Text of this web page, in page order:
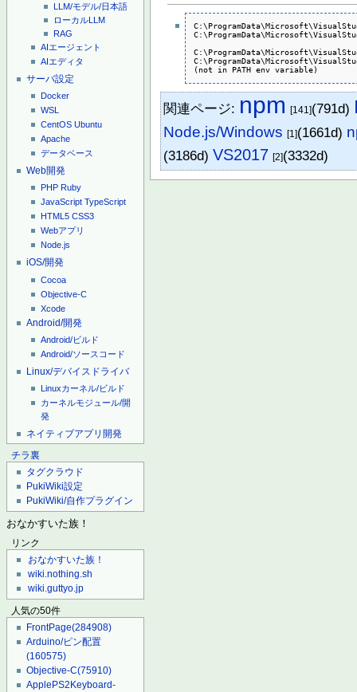
LLM/モデル/日本語
ローカルLLM
RAG
AIエージェント
AIエディタ
サーバ設定
Docker
WSL
CentOS Ubuntu
Apache
データベース
Web開発
PHP Ruby
JavaScript TypeScript
HTML5 CSS3
Webアプリ
Node.js
iOS/開発
Cocoa
Objective-C
Xcode
Android/開発
Android/ビルド
Android/ソースコード
Linux/デバイスドライバ
Linuxカーネル/ビルド
カーネルモジュール/開
発
ネイティブアプリ開発
チラ裏
タグクラウド
PukiWiki設定
PukiWiki/自作プラグイン
おなかすいた族！
リンク
おなかすいた族！
wiki.nothing.sh
wiki.guttyo.jp
人気の50件
FrontPage(284908)
Arduino/ピン配置
(160575)
Objective-C(75910)
ApplePS2Keyboard-
(not in PATH env variable)
関連ページ: npm [141](791d)
Node.js/Windows [1](1661d)
(3186d)VS2017 [2](3332d)